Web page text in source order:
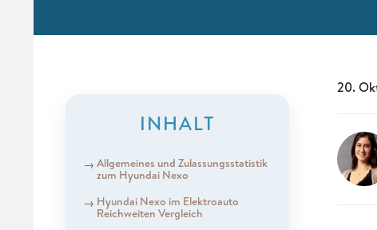
INHALT
Allgemeines und Zulassungsstatistik
zum Hyundai Nexo
Hyundai Nexo im Elektroauto
Reichweiten Vergleich
20.